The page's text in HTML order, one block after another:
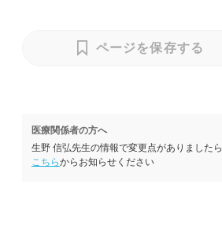
ページを保存する
医療関係者の方へ
生野 信弘先生の情報で変更点がありましたら
こちらからお知らせください